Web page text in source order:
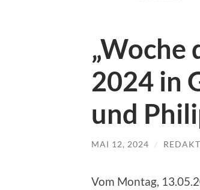
„Woche
2024 in
und
MAI 12, 2024 /
Vom Montag,